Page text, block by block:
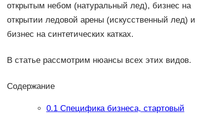
открытым небом (натуральный лед), бизнес на
открытии ледовой арены (искусственный лед) и
бизнес на синтетических катках.
В статье рассмотрим нюансы всех этих видов.
Содержание
0.1Специфика бизнеса, стартовый